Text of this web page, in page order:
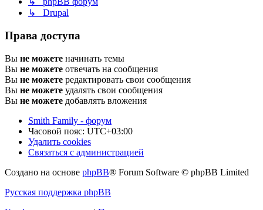
↳ Drupal
Права доступа
Вы не можете начинать темы
Вы не можете отвечать на сообщения
Вы не можете редактировать свои сообщения
Вы не можете удалять свои сообщения
Вы не можете добавлять вложения
Smith Family - форум
Часовой пояс: UTC+03:00
Удалить cookies
Связаться с администрацией
Создано на основе phpBB® Forum Software © phpBB Limited
Русская поддержка phpBB